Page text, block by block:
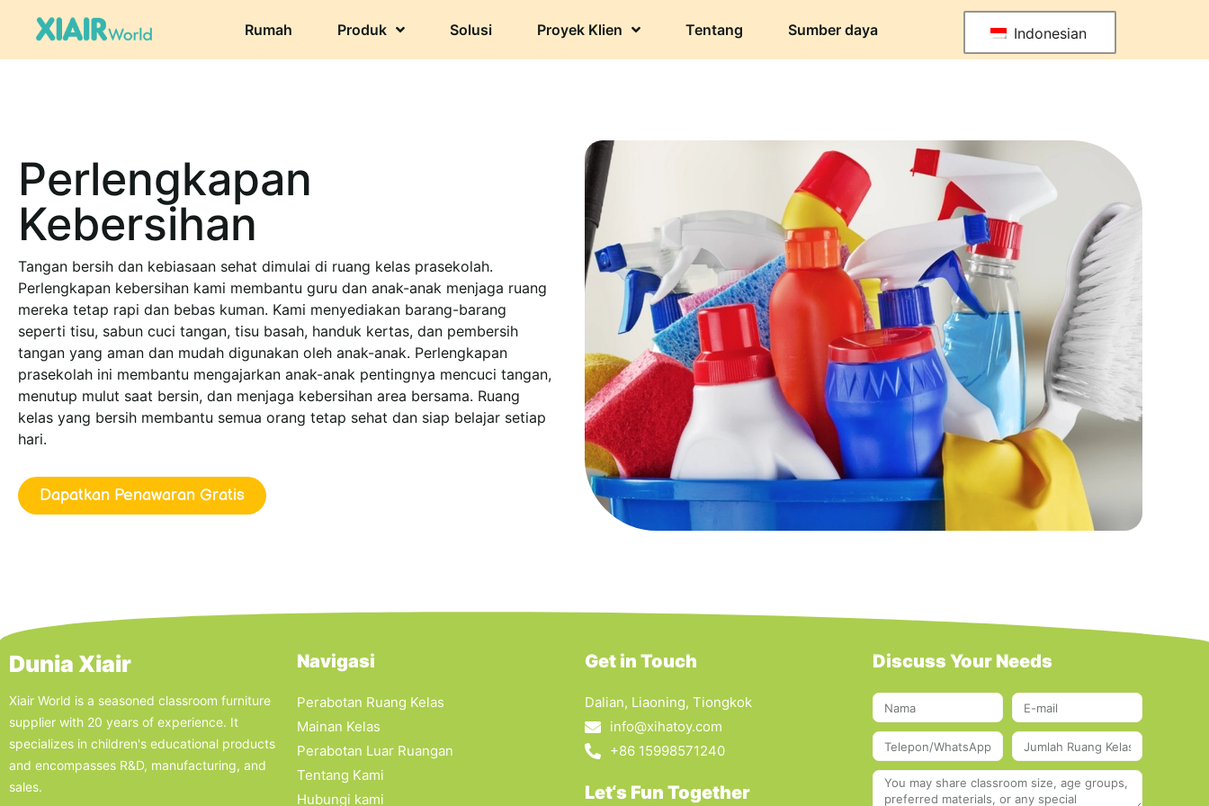
Rumah Produk Solusi Proyek Klien Tentang Sumber daya Indonesian
Perlengkapan
Kebersihan
Tangan bersih dan kebiasaan sehat dimulai di ruang kelas prasekolah.
Perlengkapan kebersihan kami membantu guru dan anak-anak menjaga ruang
mereka tetap rapi dan bebas kuman. Kami menyediakan barang-barang
seperti tisu, sabun cuci tangan, tisu basah, handuk kertas, dan pembersih
tangan yang aman dan mudah digunakan oleh anak-anak. Perlengkapan
prasekolah ini membantu mengajarkan anak-anak pentingnya mencuci tangan,
menutup mulut saat bersin, dan menjaga kebersihan area bersama. Ruang
kelas yang bersih membantu semua orang tetap sehat dan siap belajar setiap
hari.
Dapatkan Penawaran Gratis
Dunia Xiair
Xiair World is a seasoned classroom furniture
supplier with 20 years of experience. It
specializes in children's educational products
and encompasses R&D, manufacturing, and
sales.
Navigasi
Perabotan Ruang Kelas
Mainan Kelas
Perabotan Luar Ruangan
Tentang Kami
Hubungi kami
Get in Touch
Dalian, Liaoning, Tiongkok
info@xihatoy.com
+86 15998571240
Let‘s Fun Together
Discuss Your Needs